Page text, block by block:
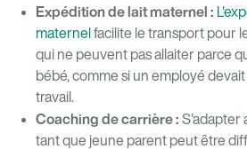
Expédition de lait maternel :
maternel facilite le transport pour
qui ne peuvent pas allaiter parce
bébé, comme si un employé
travail.
Coaching de carrière : S'adapter
tant que jeune parent peut être